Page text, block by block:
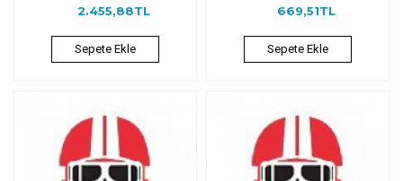
2.455,88TL
Sepete Ekle
669,51TL
Sepete Ekle